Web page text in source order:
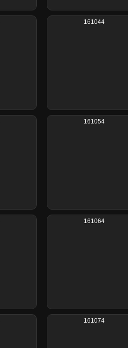
161044
161054
161064
161074